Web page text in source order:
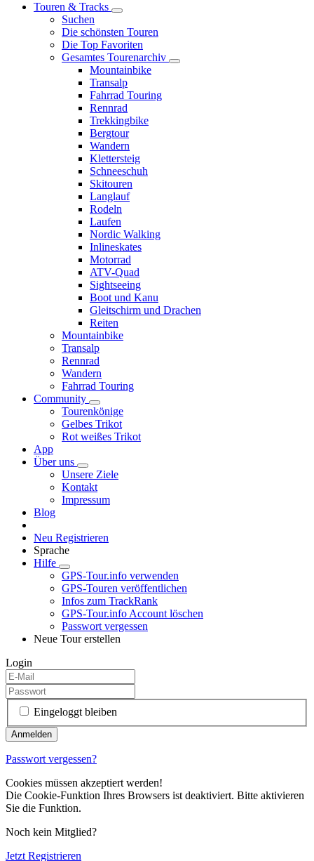
Touren & Tracks
Suchen
Die schönsten Touren
Die Top Favoriten
Gesamtes Tourenarchiv
Mountainbike
Transalp
Fahrrad Touring
Rennrad
Trekkingbike
Bergtour
Wandern
Klettersteig
Schneeschuh
Skitouren
Langlauf
Rodeln
Laufen
Nordic Walking
Inlineskates
Motorrad
ATV-Quad
Sightseeing
Boot und Kanu
Gleitschirm und Drachen
Reiten
Mountainbike
Transalp
Rennrad
Wandern
Fahrrad Touring
Community
Tourenkönige
Gelbes Trikot
Rot weißes Trikot
App
Über uns
Unsere Ziele
Kontakt
Impressum
Blog
Neu Registrieren
Sprache
Hilfe
GPS-Tour.info verwenden
GPS-Touren veröffentlichen
Infos zum TrackRank
GPS-Tour.info Account löschen
Passwort vergessen
Neue Tour erstellen
Login
Eingeloggt bleiben
Passwort vergessen?
Cookies müssen akzeptiert werden!
Die Cookie-Funktion Ihres Browsers ist deaktiviert. Bitte aktivieren
Sie die Funktion.
Noch kein Mitglied?
Jetzt Registrieren